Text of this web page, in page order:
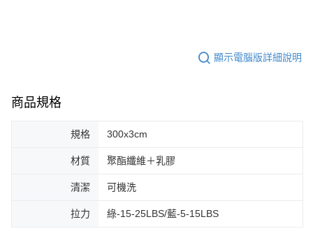
顯示電腦版詳細說明
商品規格
規格 300x3cm
材質 聚酯纖維＋乳膠
清潔 可機洗
拉力 綠-15-25LBS/藍-5-15LBS